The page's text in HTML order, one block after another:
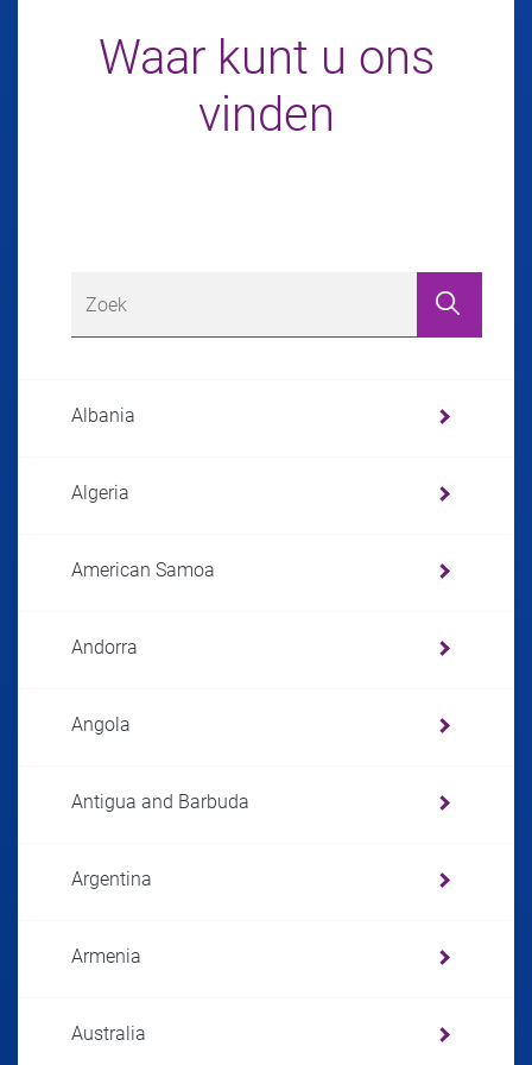
Waar kunt u ons
vinden
Albania
Algeria
American Samoa
Andorra
Angola
Antigua and Barbuda
Argentina
Armenia
Australia